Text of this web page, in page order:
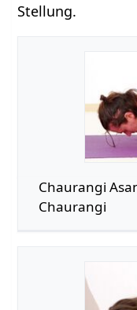
Stellung.
Chaurangi
Chaurangi